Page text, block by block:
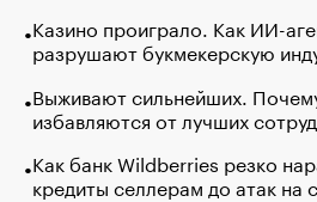
Казино проиграло. Как ИИ-
разрушают букмекерскую
Выживают сильнейших.
избавляются от лучших
Как банк Wildberries резко
кредиты селлерам до атак на